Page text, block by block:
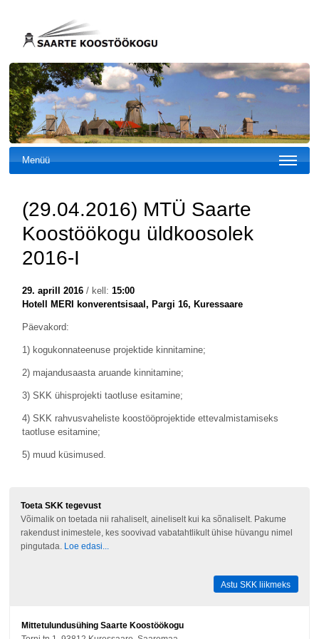
Menüü
(29.04.2016) MTÜ Saarte
Koostöökogu üldkoosolek
2016-I
29. aprill 2016/ kell: 15:00
Hotell MERI konverentsisaal, Pargi 16, Kuressaare
Päevakord:
1) kogukonnateenuse projektide kinnitamine;
2) majandusaasta aruande kinnitamine;
3) SKK ühisprojekti taotluse esitamine;
4) SKK rahvusvaheliste koostööprojektide ettevalmistamiseks
taotluse esitamine;
5) muud küsimused.
Toeta SKK tegevust
Võimalik on toetada nii rahaliselt, aineliselt kui ka sõnaliselt. Pakume
rakendust inimestele, kes soovivad vabatahtlikult ühise hüvangu nimel
pingutada. Loe edasi...
Astu SKK liikmeks
Mittetulundusühing Saarte Koostöökogu